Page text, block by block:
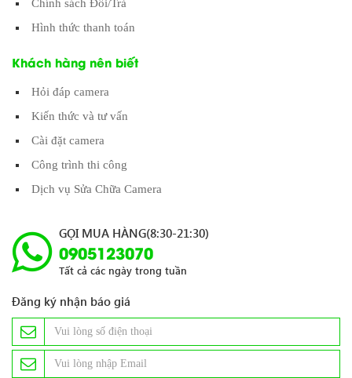
Chính sách Đổi/Trả
Hình thức thanh toán
Khách hàng nên biết
Hỏi đáp camera
Kiến thức và tư vấn
Cài đặt camera
Công trình thi công
Dịch vụ Sửa Chữa Camera
GỌI MUA HÀNG(8:30-21:30)
0905123070
Tất cả các ngày trong tuần
Đăng ký nhận báo giá